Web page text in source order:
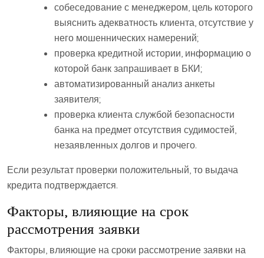
собеседование с менеджером, цель которого
выяснить адекватность клиента, отсутствие у
него мошеннических намерений;
проверка кредитной истории, информацию о
которой банк запрашивает в БКИ;
автоматизированный анализ анкеты
заявителя;
проверка клиента службой безопасности
банка на предмет отсутствия судимостей,
незаявленных долгов и прочего.
Если результат проверки положительный, то выдача
кредита подтверждается.
Факторы, влияющие на срок
рассмотрения заявки
Факторы, влияющие на сроки рассмотрение заявки на